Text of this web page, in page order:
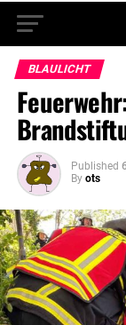
BLAULICHT
Published
By ots